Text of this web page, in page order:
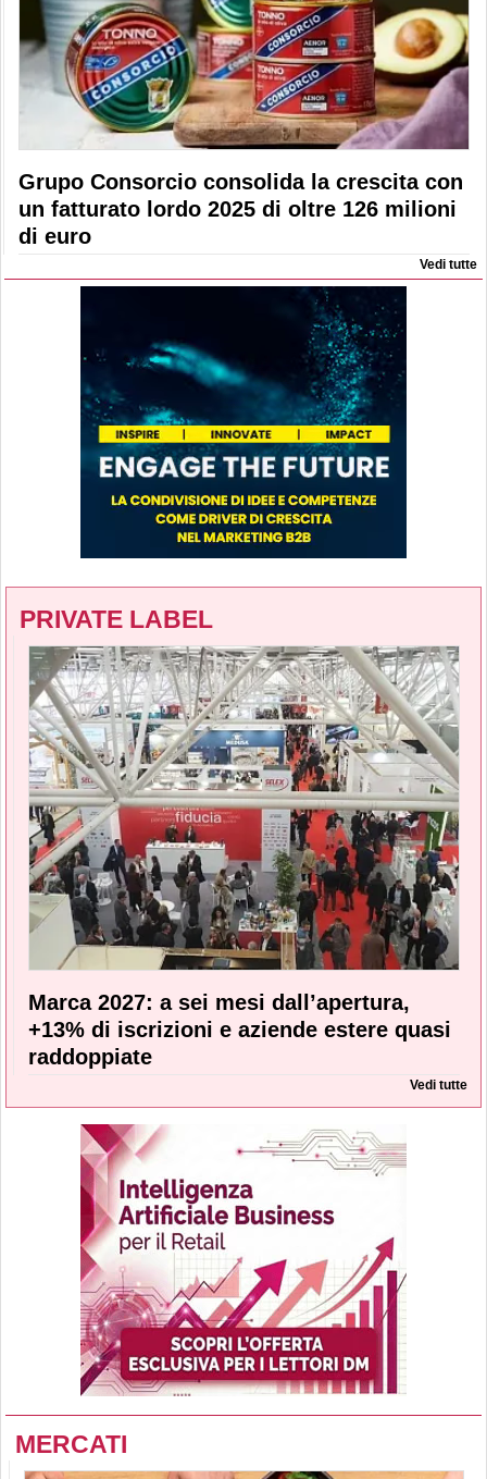
Grupo Consorcio consolida la crescita con
un fatturato lordo 2025 di oltre 126 milioni
di euro
Vedi tutte
PRIVATE LABEL
Marca 2027: a sei mesi dall’apertura,
+13% di iscrizioni e aziende estere quasi
raddoppiate
Vedi tutte
MERCATI